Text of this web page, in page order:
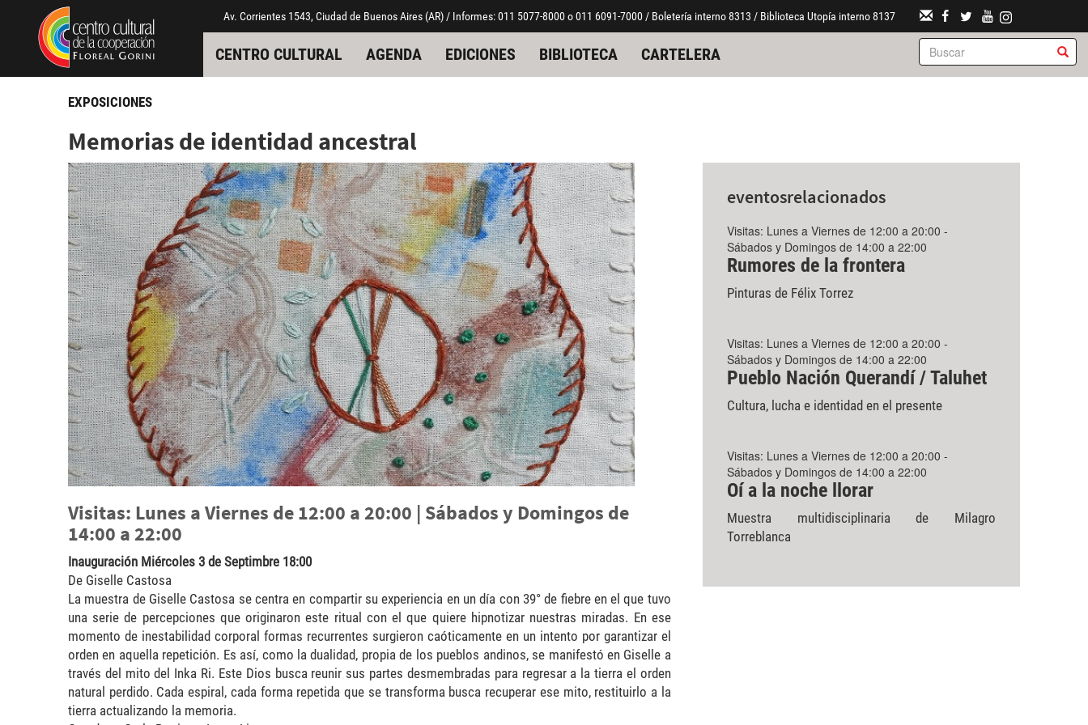
Pasar al contenido principal
Jump to main content Av. Corrientes 1543, Ciudad de Buenos Aires (AR) / Informes: 011 5077-8000 o 011 6091-7000 / Boletería interno 8313 / Biblioteca Utopía interno 8137
CENTRO CULTURAL AGENDA EDICIONES BIBLIOTECA CARTELERA
EXPOSICIONES
Memorias de identidad ancestral
Visitas: Lunes a Viernes de 12:00 a 20:00 | Sábados y Domingos de
14:00 a 22:00
Inauguración Miércoles 3 de Septimbre 18:00
De Giselle Castosa
La muestra de Giselle Castosa se centra en compartir su experiencia en un día con 39° de fiebre en el que tuvo
una serie de percepciones que originaron este ritual con el que quiere hipnotizar nuestras miradas. En ese
momento de inestabilidad corporal formas recurrentes surgieron caóticamente en un intento por garantizar el
orden en aquella repetición. Es así, como la dualidad, propia de los pueblos andinos, se manifestó en Giselle a
través del mito del Inka Ri. Este Dios busca reunir sus partes desmembradas para regresar a la tierra el orden
natural perdido. Cada espiral, cada forma repetida que se transforma busca recuperar ese mito, restituirlo a la
tierra actualizando la memoria.
eventosrelacionados
Visitas: Lunes a Viernes de 12:00 a 20:00 -
Sábados y Domingos de 14:00 a 22:00
Rumores de la frontera
Pinturas de Félix Torrez
Visitas: Lunes a Viernes de 12:00 a 20:00 -
Sábados y Domingos de 14:00 a 22:00
Pueblo Nación Querandí / Taluhet
Cultura, lucha e identidad en el presente
Visitas: Lunes a Viernes de 12:00 a 20:00 -
Sábados y Domingos de 14:00 a 22:00
Oí a la noche llorar
Muestra multidisciplinaria de Milagro
Torreblanca